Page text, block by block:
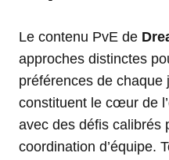
Le contenu PvE de
approches distinctes
préférences de chaque
constituent le cœur de
avec des défis calibrés
coordination d’équipe.